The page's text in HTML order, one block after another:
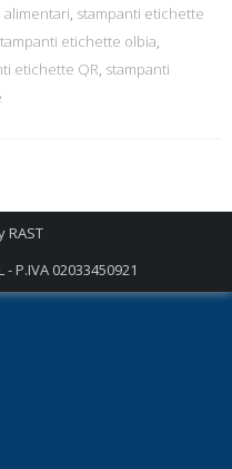
, stampanti etichette
etichette olbia,
etichette QR, stampanti
RAST
- P.IVA 02033450921